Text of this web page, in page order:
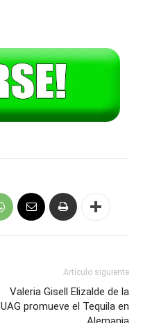
Artículo siguiente
Valeria Gisell Elizalde de la
UAG promueve el Tequila en